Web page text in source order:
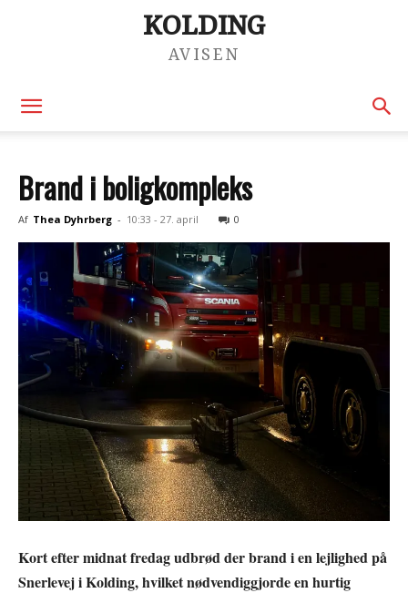
KOLDING
AVISEN
Brand i boligkompleks
Af Thea Dyhrberg - 10:33 - 27. april 0
Kort efter midnat fredag udbrød der brand i en lejlighed på
Snerlevej i Kolding, hvilket nødvendiggjorde en hurtig